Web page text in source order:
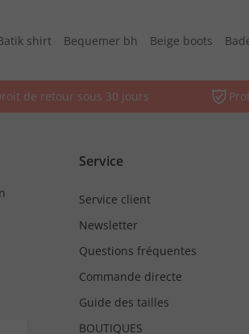
shirt Bequemer bh Beige boots
de retour sous 30 jours
Service
Service client
Newsletter
Questions fréquentes
Commande directe
Guide des tailles
BOUTIQUES